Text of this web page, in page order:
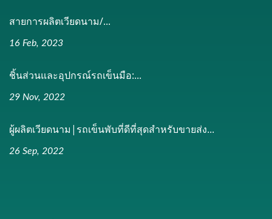
สายการผลิตเวียดนาม/...
16 Feb, 2023
ชิ้นส่วนและอุปกรณ์รถเข็นมือ:...
29 Nov, 2022
ผู้ผลิตเวียดนาม|รถเข็นพับที่ดีที่สุดสำหรับขายส่ง...
26 Sep, 2022